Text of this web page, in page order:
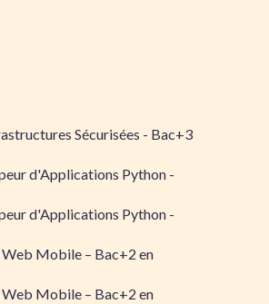
Sécurisées - Bac+3
d'Applications Python -
d'Applications Python -
Mobile – Bac+2 en
Mobile – Bac+2 en